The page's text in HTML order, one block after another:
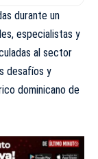
durante un
especialistas y
al sector
desafíos y
dominicano de